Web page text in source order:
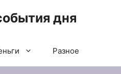
дня
Разное